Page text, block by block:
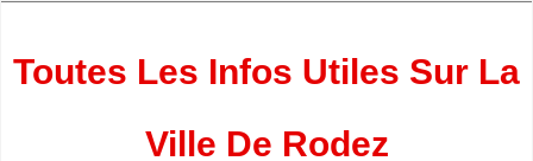
Toutes Les Infos Utiles Sur La
Ville De Rodez